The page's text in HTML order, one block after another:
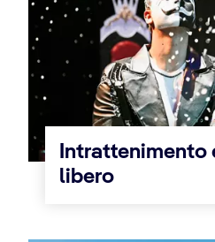
Intrattenimento
libero